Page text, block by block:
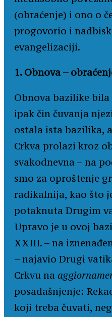
(obraćenje) i ono o
progovorio i
evangelizaciji.
1. Obnova –
Obnova bazilike
ipak čin čuvanja
ostala ista bazilika,
Crkva prolazi kroz
svakodnevna – na
smo za oproštenje
radikalnija, kao što
potaknuta Drugim
Upravo je u ovoj
XXIII. – na
– najavio Drugi
Crkvu na
posadašnjenje:
koji treba čuvati,